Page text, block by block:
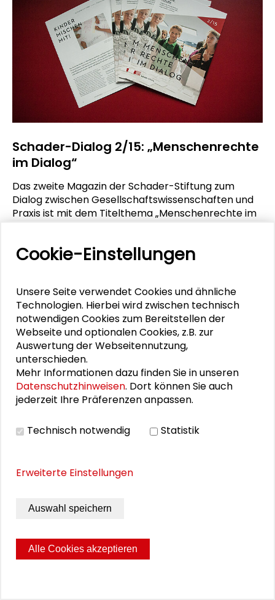
Schader-Dialog 2/15: „Menschenrechte
im Dialog“
Das zweite Magazin der Schader-Stiftung zum
Dialog zwischen Gesellschaftswissenschaften und
Praxis ist mit dem Titelthema „Menschenrechte im
MEHR ERFAHREN
SCHADER-DIALOG
Schader-Dialog 1/15: „Nachhaltigkeit im
Dialog“
Cookie-Einstellungen
Unsere Seite verwendet Cookies und ähnliche
Technologien. Hierbei wird zwischen technisch
notwendigen Cookies zum Bereitstellen der
Webseite und optionalen Cookies, z.B. zur
Auswertung der Webseitennutzung,
unterschieden.
Mehr Informationen dazu finden Sie in unseren
Datenschutzhinweisen. Dort können Sie auch
jederzeit Ihre Präferenzen anpassen.
Technisch notwendig Statistik
Erweiterte Einstellungen
Auswahl speichern
Alle Cookies akzeptieren